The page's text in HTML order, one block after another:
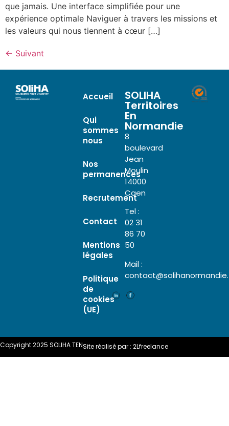
que jamais. Une interface simplifiée pour une
expérience optimale Naviguer à travers les missions et
les valeurs qui nous tiennent à cœur […]
← Suivant
Accueil
Qui
sommes
nous
Nos
permanences
Recrutement
Contact
Mentions
légales
Politique
de
cookies
(UE)
SOLIHA
Territoires
En
Normandie
8
boulevard
Jean
Moulin
14000
Caen
Tel :
02 31
86 70
50
Mail :
Copyright 2025 SOLIHA TENSite réalisé par : 2Lfreelance